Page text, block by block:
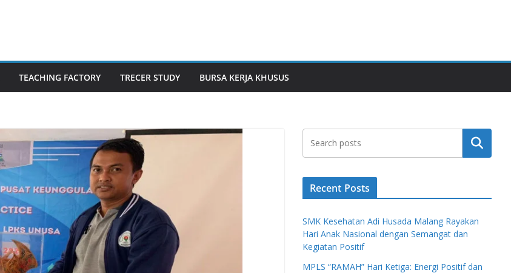
TEACHING FACTORY TRECER STUDY BURSA KERJA KHUSUS
Search
Recent Posts
SMK Kesehatan Adi Husada Malang Rayakan
Hari Anak Nasional dengan Semangat dan
Kegiatan Positif
MPLS “RAMAH” Hari Ketiga: Energi Positif dan